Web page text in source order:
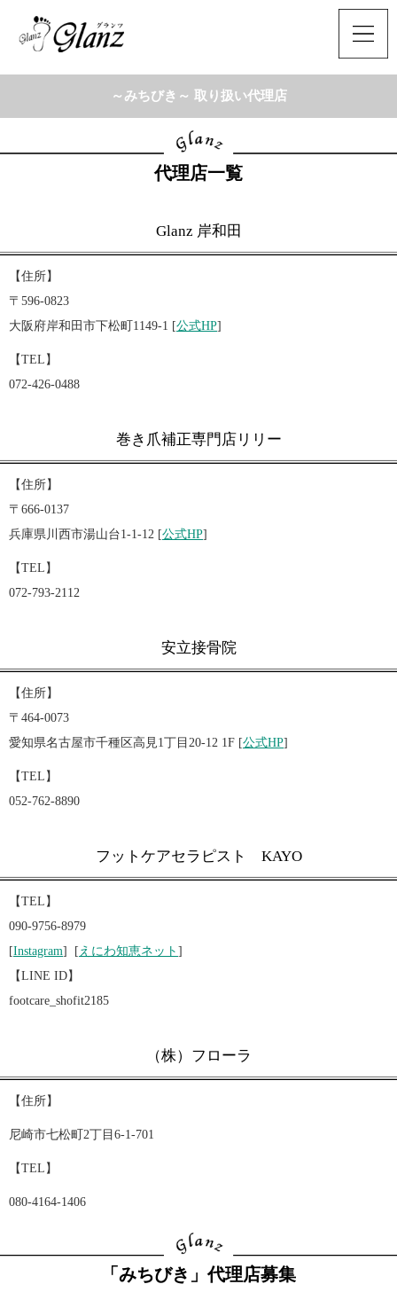
～みちびき～ 取り扱い代理店
代理店一覧
Glanz 岸和田
【住所】
〒596-0823
大阪府岸和田市下松町1149-1 [公式HP]
【TEL】
072-426-0488
巻き爪補正専門店リリー
【住所】
〒666-0137
兵庫県川西市湯山台1-1-12 [公式HP]
【TEL】
072-793-2112
安立接骨院
【住所】
〒464-0073
愛知県名古屋市千種区高見1丁目20-12 1F [公式HP]
【TEL】
052-762-8890
フットケアセラピスト KAYO
【TEL】
090-9756-8979
[Instagram] [ えにわ知恵ネット ]
【LINE ID】
footcare_shofit2185
（株）フローラ
【住所】
尼崎市七松町2丁目6-1-701
【TEL】
080-4164-1406
「みちびき」代理店募集